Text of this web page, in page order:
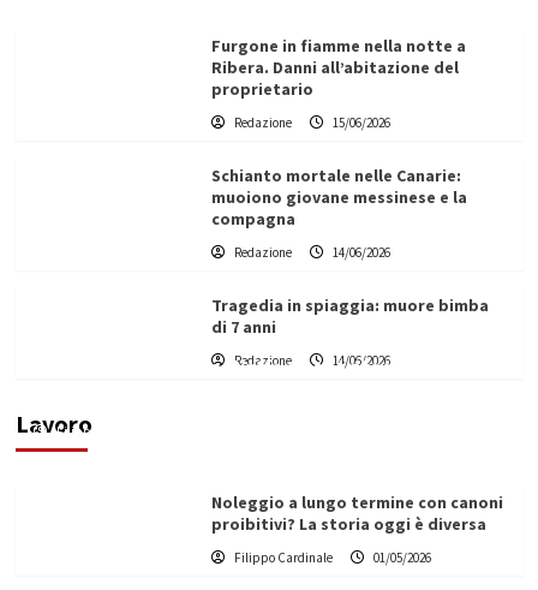
Furgone in fiamme nella notte a
Ribera. Danni all’abitazione del
proprietario
Redazione 15/06/2026
Schianto mortale nelle Canarie:
muoiono giovane messinese e la
compagna
Redazione 14/06/2026
Tragedia in spiaggia: muore bimba
di 7 anni
Redazione 14/06/2026
Lavoro
Vino in Italia: il giro d’affari contribuisce
Filippo Cardinale
Noleggio a lungo termine con canoni
proibitivi? La storia oggi è diversa
Filippo Cardinale 01/05/2026